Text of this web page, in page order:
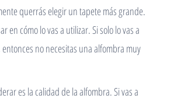
querrás elegir un tapete más grande.
en cómo lo vas a utilizar. Si solo lo vas a
no necesitas una alfombra muy
es la calidad de la alfombra. Si vas a